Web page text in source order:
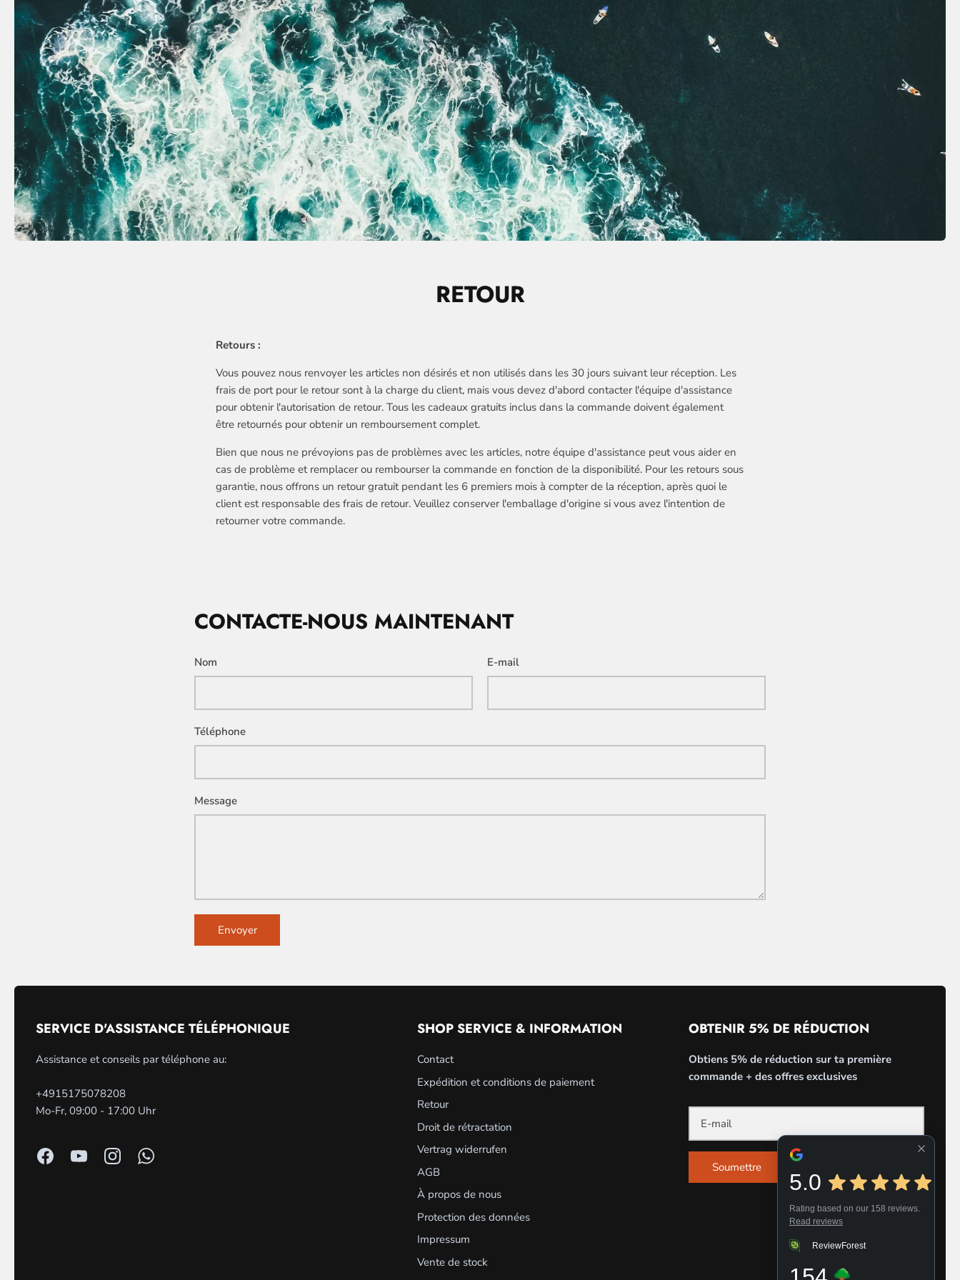
RETOUR
Retours :
Vous pouvez nous renvoyer les articles non désirés et non utilisés dans les 30 jours suivant leur réception. Les
frais de port pour le retour sont à la charge du client, mais vous devez d'abord contacter l'équipe d'assistance
pour obtenir l'autorisation de retour. Tous les cadeaux gratuits inclus dans la commande doivent également
être retournés pour obtenir un remboursement complet.
Bien que nous ne prévoyions pas de problèmes avec les articles, notre équipe d'assistance peut vous aider en
cas de problème et remplacer ou rembourser la commande en fonction de la disponibilité. Pour les retours sous
garantie, nous offrons un retour gratuit pendant les 6 premiers mois à compter de la réception, après quoi le
client est responsable des frais de retour. Veuillez conserver l'emballage d'origine si vous avez l'intention de
retourner votre commande.
CONTACTE-NOUS MAINTENANT
Nom E-mail
Téléphone
Message
Envoyer
SERVICE D'ASSISTANCE TÉLÉPHONIQUE
Assistance et conseils par téléphone au:
+4915175078208
Mo-Fr, 09:00 - 17:00 Uhr
SHOP SERVICE & INFORMATION
Contact
Expédition et conditions de paiement
Retour
Droit de rétractation
Vertrag widerrufen
AGB
À propos de nous
Protection des données
Impressum
Vente de stock
OBTENIR 5% DE RÉDUCTION
Obtiens 5% de réduction sur ta première
commande + des offres exclusives
Soumettre
5.0
Rating based on our 158 reviews.
Read reviews
ReviewForest